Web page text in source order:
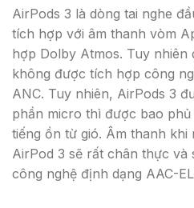
AirPods 3 là dòng tai nghe
tích hợp với âm thanh vòm
hợp Dolby Atmos. Tuy nhiên
không được tích hợp công
ANC. Tuy nhiên, AirPods 3
phần micro thì được bao
tiếng ồn từ gió. Âm thanh khi
AirPod 3 sẽ rất chân thực
công nghệ định dạng AAC-